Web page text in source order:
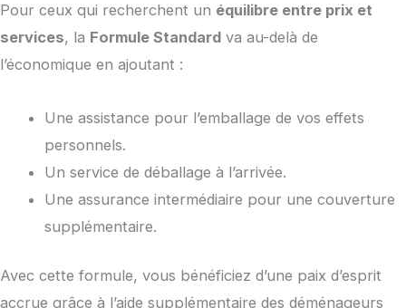
Pour ceux qui recherchent un équilibre entre prix et
services, la Formule Standard va au-delà de
l’économique en ajoutant :
Une assistance pour l’emballage de vos effets
personnels.
Un service de déballage à l’arrivée.
Une assurance intermédiaire pour une couverture
supplémentaire.
Avec cette formule, vous bénéficiez d’une paix d’esprit
accrue grâce à l’aide supplémentaire des déménageurs